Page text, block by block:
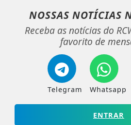
NOSSAS NOTÍCIAS
Receba as notícias do
favorito de
Telegram Whatsapp
ENTRAR